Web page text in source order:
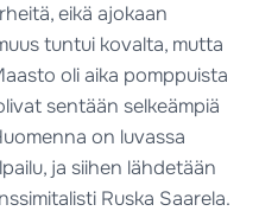
eikä ajokaan
tuntui kovalta, mutta
oli aika pomppuista
sentään selkeämpiä
on luvassa
ja siihen lähdetään
Ruska Saarela.